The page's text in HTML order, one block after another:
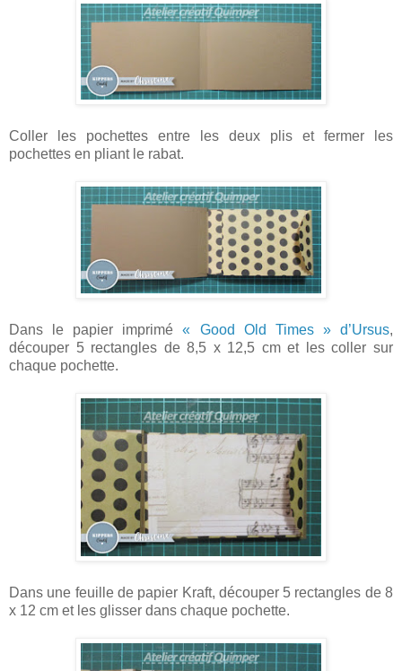
Coller les pochettes entre les deux plis et fermer les
pochettes en pliant le rabat.
Dans le papier imprimé« Good Old Times » d’Ursus,
découper 5 rectangles de 8,5 x 12,5 cm et les coller sur
chaque pochette.
Dans une feuille de papier Kraft, découper 5 rectangles de 8
x 12 cm et les glisser dans chaque pochette.